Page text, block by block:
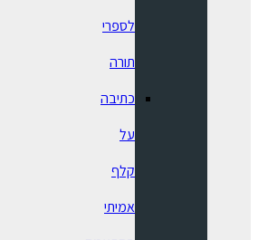
לספרי
תורה
כתיבה
על
קלף
אמיתי